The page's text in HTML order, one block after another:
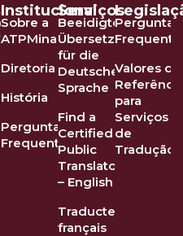
Institucional
Sobre a
ATPMinas
Diretoria
História
Perguntas
Frequentes
Serviços
Beeidigte
Übersetzer
für die
Deutsche
Sprache
Find a
Certified
Public
Translator
– English
Traducteurs
français
Perguntas
Valores de
Referência
para
Serviços
de
Tradução